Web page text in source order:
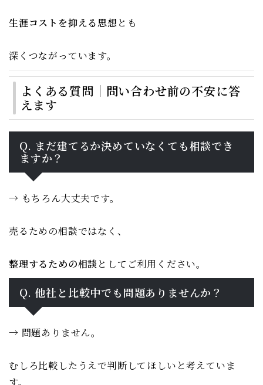
生涯コストを抑える思想 とも
深くつながっています。
よくある質問｜問い合わせ前の不安に答
えます
Q. まだ建てるか決めていなくても相談でき
ますか？
→ もちろん大丈夫です。
売るための相談ではなく、
整理するための相談としてご利用ください。
Q. 他社と比較中でも問題ありませんか？
→ 問題ありません。
むしろ比較したうえで判断してほしいと考えていま
す。